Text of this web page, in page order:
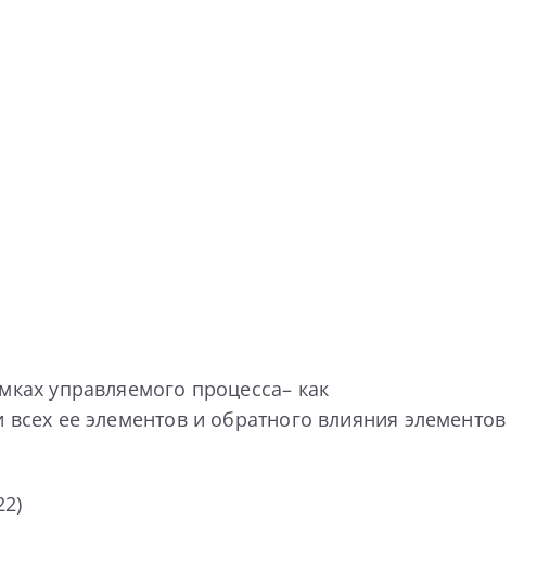
управляемого процесса– как
ее элементов и обратного влияния элементов